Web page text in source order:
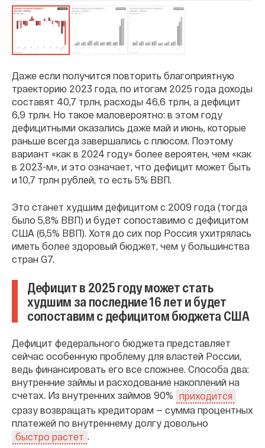
Даже если получится повторить благоприятную
траекторию 2023 года, по итогам 2025 года доходы
составят 40,7 трлн, расходы 46,6 трлн, а дефицит
6,9 трлн. Но такое маловероятно: в этом году
дефицитными оказались даже май и июнь, которые
раньше всегда завершались с плюсом. Поэтому
вариант «как в 2024 году» более вероятен, чем «как
в 2023-м», и это означает, что дефицит может быть
и 10,7 трлн рублей, то есть 5% ВВП.
Это станет худшим дефицитом с 2009 года (тогда
было 5,8% ВВП) и будет сопоставимо с дефицитом
США (6,5% ВВП). Хотя до сих пор Россия ухитрялась
иметь более здоровый бюджет, чем у большинства
стран G7.
Дефицит в 2025 году может стать
худшим за последние 16 лет и будет
сопоставим с дефицитом бюджета США
Дефицит федерального бюджета представляет
сейчас особенную проблему для властей России,
ведь финансировать его все сложнее. Способа два:
внутренние займы и расходование накоплений на
счетах. Из внутренних займов 90% приходится
сразу возвращать кредиторам — сумма процентных
платежей по внутреннему долгу довольно
быстро растет .